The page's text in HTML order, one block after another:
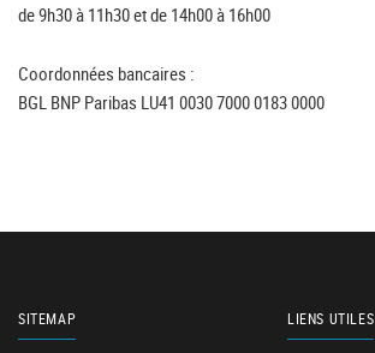
de 9h30 à 11h30 et de 14h00 à 16h00
Coordonnées bancaires :
BGL BNP Paribas LU41 0030 7000 0183 0000
SITEMAP LIENS UTILES